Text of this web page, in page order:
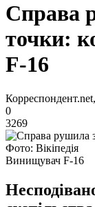
Справа
точки:
F-16
0
3269
Фото: Вікіпедія
Винищувач F-16